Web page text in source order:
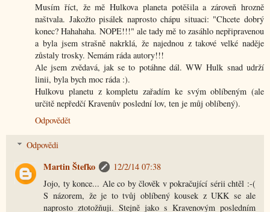
Musím říct, že mě Hulkova planeta potěšila a zároveň hrozně
naštvala. Jakožto pisálek naprosto chápu situaci: "Chcete dobrý
konec? Hahahaha. NOPE!!!" ale tady mě to zasáhlo nepřipravenou
a byla jsem strašně nakrklá, že najednou z takové velké naděje
zůstaly trosky. Nemám ráda autory!!!
Ale jsem zvědavá, jak se to potáhne dál. WW Hulk snad udrží
linii, byla bych moc ráda :).
Hulkovu planetu z kompletu zařadím ke svým oblíbeným (ale
určitě nepředčí Kravenův poslední lov, ten je můj oblíbený).
Odpovědět
Odpovědi
Martin Štefko
12/2/14 07:38
Jojo, ty konce... Ale co by člověk v pokračující sérii chtěl :-(
S názorem, že je to tvůj oblíbený kousek z UKK se ale
naprosto ztotožňuji. Stejně jako s Kravenovým posledním